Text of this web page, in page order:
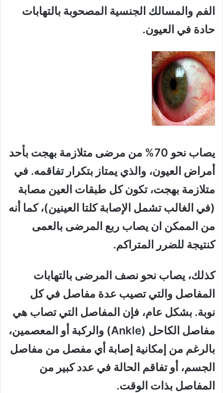
الفم والمسالك الجنسية المصحوبة بالتهابات
حادة في العيون.
يصاب نحو 70% من مرضى متلازمة بهجت بأحد
أمراض العيون، والذي يمتاز بتكرار تفاقمه. في
متلازمة بهجت، تكون كل طبقات العين مصابة
(في الغالب تشمل الإصابة كلتا العينين)، كما أنه
من الممكن ان يصاب ربع المرضى بالعمى
كنتيجة للضرر المتراكم.
كذلك، يصاب نحو نصف المرضى بالتهابات
المفاصل والتي تصيب عدة مفاصل في كل
نوبة. بشكل عام، فإن المفاصل التي تصاب هي
مفاصل الكاحل (Ankle) والركبة أو المعصمين،
بالرغم من إمكانية إصابة أي مفصل من مفاصل
الجسم، أو تفاقم الحالة في عدد كبير من
المفاصل بذات الوقت.